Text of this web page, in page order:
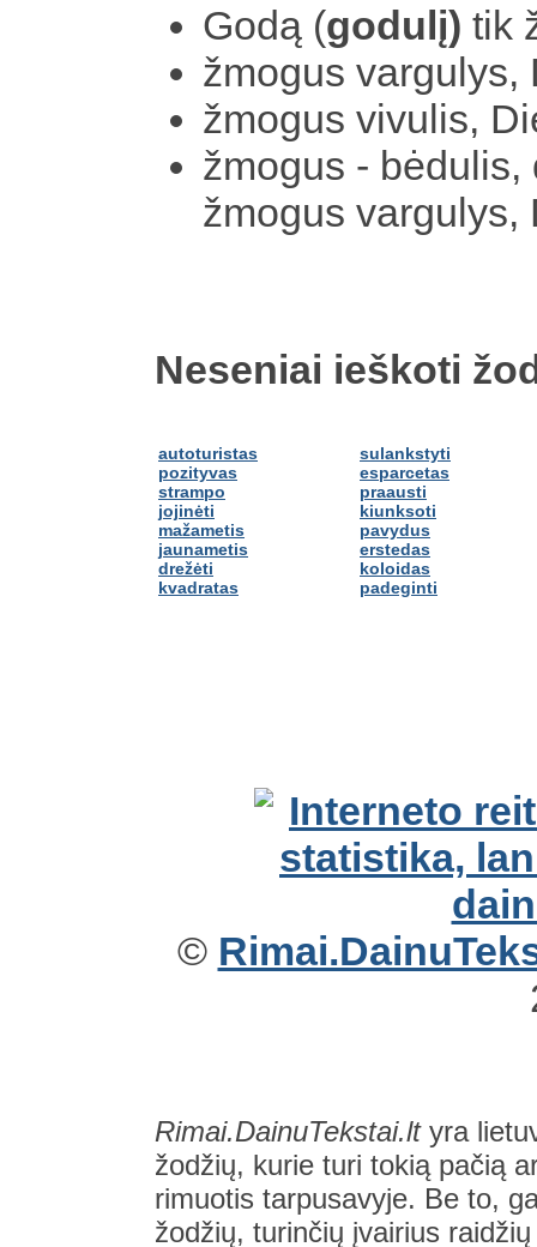
Godą (godulį) tik
žmogus
žmogus vivulis,
žmogus -
žmogus
Neseniai ieškoti
autoturistas
pozityvas
strampo
jojinėti
mažametis
jaunametis
drežėti
kvadratas
sulankstyti
esparcetas
praausti
kiunksoti
pavydus
erstedas
koloidas
padeginti
©
Rimai.DainuTekstai.ltyra
žodžių, kurie turi tokią pačią
rimuotis tarpusavyje. Be to,
žodžių, turinčių įvairius